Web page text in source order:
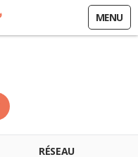
MENU
RÉSEAU